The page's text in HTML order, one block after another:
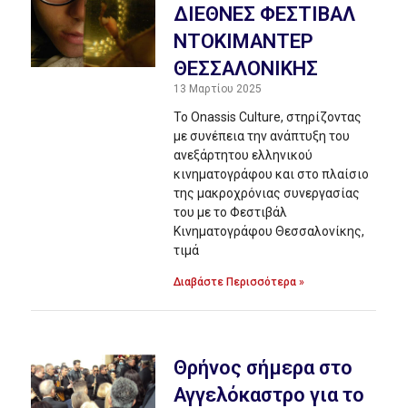
ΔΙΕΘΝΕΣ ΦΕΣΤΙΒΑΛ
ΝΤΟΚΙΜΑΝΤΕΡ
ΘΕΣΣΑΛΟΝΙΚΗΣ
13 Μαρτίου 2025
Το Onassis Culture, στηρίζοντας
με συνέπεια την ανάπτυξη του
ανεξάρτητου ελληνικού
κινηματογράφου και στο πλαίσιο
της μακροχρόνιας συνεργασίας
του με το Φεστιβάλ
Κινηματογράφου Θεσσαλονίκης,
τιμά
Διαβάστε Περισσότερα »
Θρήνος σήμερα στο
Αγγελόκαστρο για το